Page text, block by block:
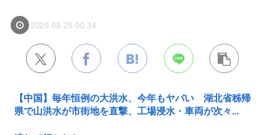
2020.09.25 00:34
【中国】毎年恒例の大洪水、今年もヤバい 湖北省秭帰
県で山洪水が市街地を直撃、工場浸水・車両が次々...